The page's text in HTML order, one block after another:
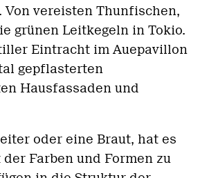
vereisten Thunfischen,
grünen Leitkegeln in Tokio.
Eintracht im Auepavillon
gepflasterten
Hausfassaden und
oder eine Braut, hat es
Farben und Formen zu